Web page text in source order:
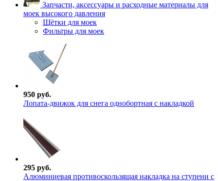
Запчасти, аксессуары и расходные материалы для
моек высокого давления
Щётки для моек
Фильтры для моек
950 руб.
Лопата-движок для снега однобортная с накладкой
295 руб.
Алюминиевая противоскользящая накладка на ступени с